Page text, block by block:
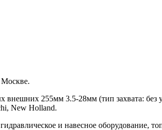
255мм 3.5-28мм (тип захвата: без
New Holland.
и навесное оборудование,